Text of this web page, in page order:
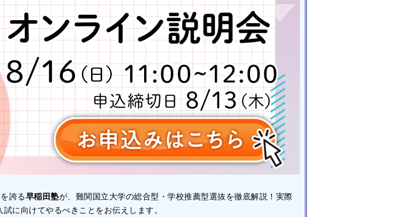
を誇る早稲田塾が、難関国立大学の総合型・学校推薦型選抜を徹底解説！実際
に向けてやるべきことをお伝えします。